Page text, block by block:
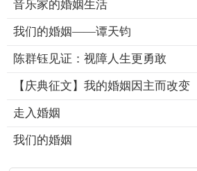
音乐家的婚姻生活
我们的婚姻——谭天钧
陈群钰见证：视障人生更勇敢
【庆典征文】我的婚姻因主而改变
走入婚姻
我们的婚姻